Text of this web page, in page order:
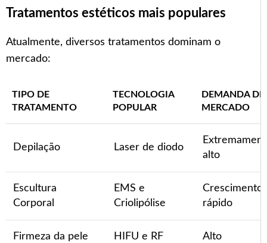
Tratamentos estéticos mais populares
Atualmente, diversos tratamentos dominam o
mercado:
TIPO DE
TRATAMENTO
TECNOLOGIA
POPULAR
DEMANDA DE
MERCADO
Depilação Laser de diodo
alto
Escultura
Corporal
EMS e
Criolipólise
Crescimento
rápido
Firmeza da pele HIFU e RF Alto